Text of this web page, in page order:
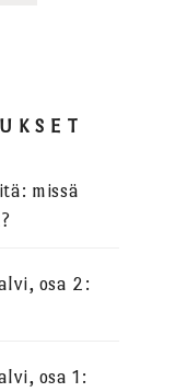
missä
osa 2:
osa 1: